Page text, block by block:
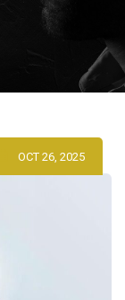
OCT 26, 2025